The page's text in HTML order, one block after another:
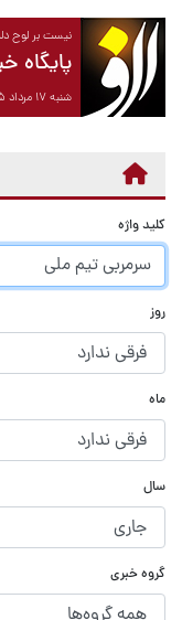
نیست بر لوح
پایگاه
شنبه ۱۷ مرداد ۱۴۰۵ برابر با ۰۸ آگوست ۲۰۲۶
کلید واژه
روز
ماه
سال
گروه خبری